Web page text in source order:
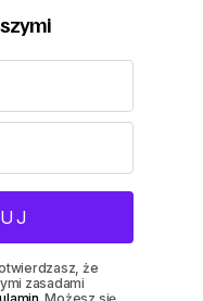
że
zasadami